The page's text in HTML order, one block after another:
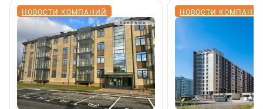
НОВОСТИ КОМПАНИЙ НОВОСТИ